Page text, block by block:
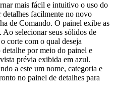
mais fácil e intuitivo o uso do
facilmente no novo
de Comando. O painel exibe as
selecionar seus sólidos de
corte com o qual deseja
por meio do painel e
prévia exibida em azul.
a este um nome, categoria e
no painel de detalhes para